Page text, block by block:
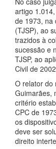
artigo
de 1973, na
(TJSP), ao
trazidos à
sucessão e
TJSP, ao
Civil de
O relator do
Guimarães,
critério
CPC de
os
deve ser
direito